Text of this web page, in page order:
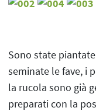
Sono state
seminate le fave, i
la rucola sono già
preparati con la